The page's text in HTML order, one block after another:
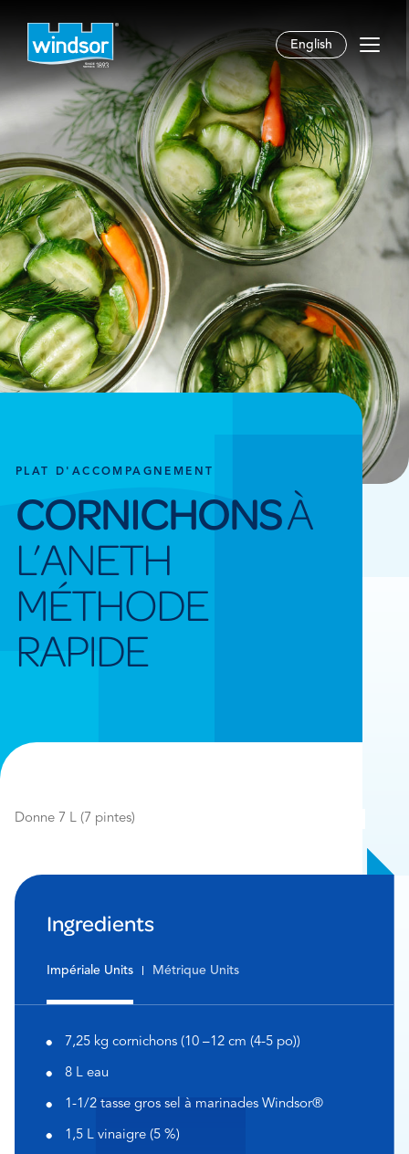
English
PLAT D'ACCOMPAGNEMENT
CORNICHONSÀ
L’ANETH
MÉTHODE
RAPIDE
Donne 7 L (7 pintes)
Ingredients
Impériale Units Métrique Units
7,25 kg cornichons (10 –12 cm (4-5 po))
8 L eau
1-1/2 tasse gros sel à marinades Windsor®
1,5 L vinaigre (5 %)